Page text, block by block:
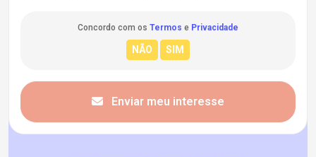
Concordo com os Termos e Privacidade
Enviar meu interesse